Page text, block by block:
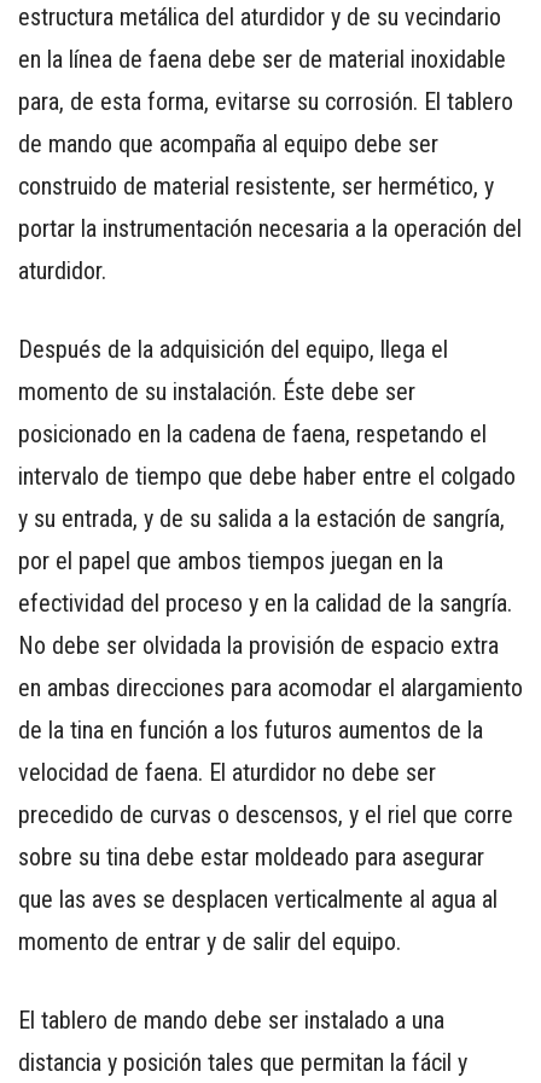
estructura metálica del aturdidor y de su vecindario
en la línea de faena debe ser de material inoxidable
para, de esta forma, evitarse su corrosión. El tablero
de mando que acompaña al equipo debe ser
construido de material resistente, ser hermético, y
portar la instrumentación necesaria a la operación del
aturdidor.
Después de la adquisición del equipo, llega el
momento de su instalación. Éste debe ser
posicionado en la cadena de faena, respetando el
intervalo de tiempo que debe haber entre el colgado
y su entrada, y de su salida a la estación de sangría,
por el papel que ambos tiempos juegan en la
efectividad del proceso y en la calidad de la sangría.
No debe ser olvidada la provisión de espacio extra
en ambas direcciones para acomodar el alargamiento
de la tina en función a los futuros aumentos de la
velocidad de faena. El aturdidor no debe ser
precedido de curvas o descensos, y el riel que corre
sobre su tina debe estar moldeado para asegurar
que las aves se desplacen verticalmente al agua al
momento de entrar y de salir del equipo.
El tablero de mando debe ser instalado a una
distancia y posición tales que permitan la fácil y